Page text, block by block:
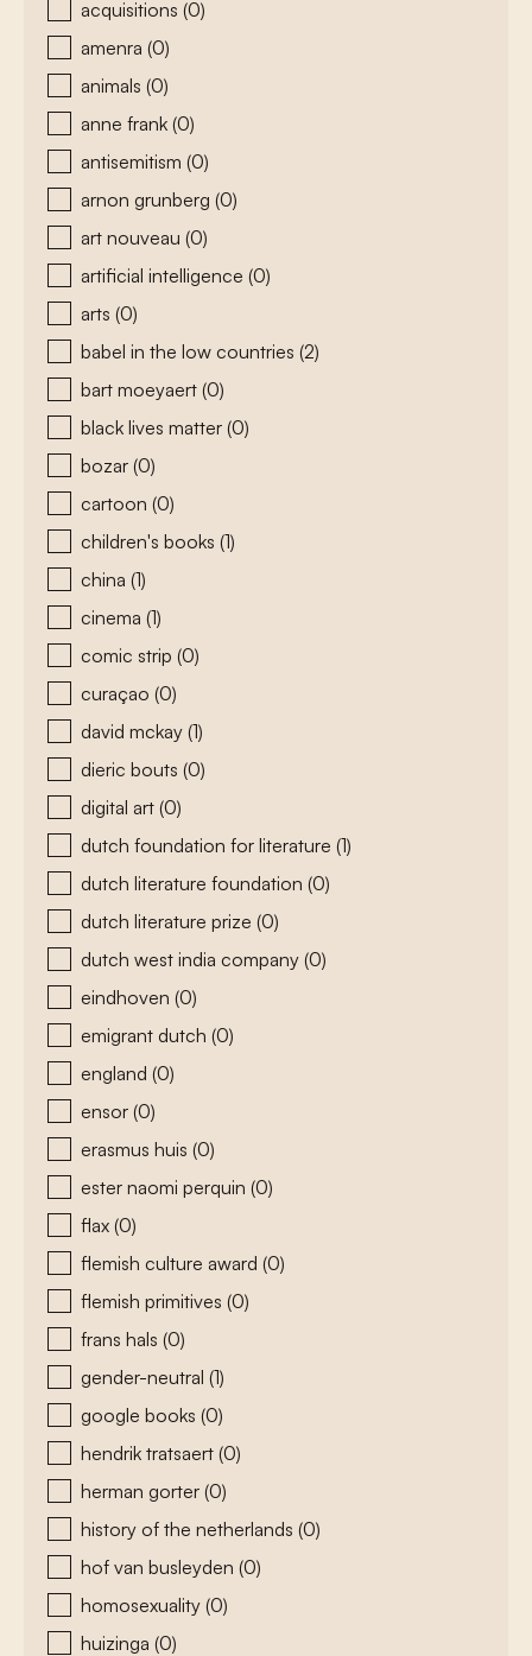
acquisitions (0)
amenra (0)
animals (0)
anne frank (0)
antisemitism (0)
arnon grunberg (0)
art nouveau (0)
artificial intelligence (0)
arts (0)
babel in the low countries (2)
bart moeyaert (0)
black lives matter (0)
bozar (0)
cartoon (0)
children's books (1)
china (1)
cinema (1)
comic strip (0)
curaçao (0)
david mckay (1)
dieric bouts (0)
digital art (0)
dutch foundation for literature (1)
dutch literature foundation (0)
dutch literature prize (0)
dutch west india company (0)
eindhoven (0)
emigrant dutch (0)
england (0)
ensor (0)
erasmus huis (0)
ester naomi perquin (0)
flax (0)
flemish culture award (0)
flemish primitives (0)
frans hals (0)
gender-neutral (1)
google books (0)
hendrik tratsaert (0)
herman gorter (0)
history of the netherlands (0)
hof van busleyden (0)
homosexuality (0)
huizinga (0)